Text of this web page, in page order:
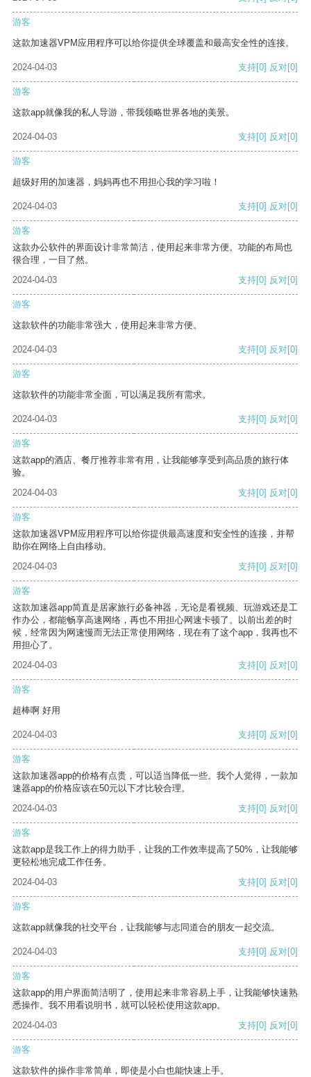
游客
这款加速器VPM应用程序可以给你提供全球覆盖和最高安全性的连接。
2024-04-03 支持[0] 反对[0]
游客
这款app就像我的私人导游，带我领略世界各地的美景。
2024-04-03 支持[0] 反对[0]
游客
超级好用的加速器，妈妈再也不用担心我的学习啦！
2024-04-03 支持[0] 反对[0]
游客
这款办公软件的界面设计非常简洁，使用起来非常方便。功能的布局也
很合理，一目了然。
2024-04-03
支持[0] 反对[0]
游客
这款软件的功能非常强大，使用起来非常方便。
2024-04-03 支持[0] 反对[0]
游客
这款软件的功能非常全面，可以满足我所有需求。
2024-04-03 支持[0] 反对[0]
游客
这款app的酒店、餐厅推荐非常有用，让我能够享受到高品质的旅行体
验。
2024-04-03
支持[0] 反对[0]
游客
这款加速器VPM应用程序可以给你提供最高速度和安全性的连接，并帮
助你在网络上自由移动。
2024-04-03
支持[0] 反对[0]
游客
这款加速器app简直是居家旅行必备神器，无论是看视频、玩游戏还是工
作办公，都能畅享高速网络，再也不用担心网速卡顿了。以前出差的时
候，经常因为网速慢而无法正常使用网络，现在有了这个app，我再也不
用担心了。
2024-04-03
支持[0] 反对[0]
游客
超棒啊 好用
2024-04-03 支持[0] 反对[0]
游客
这款加速器app的价格有点贵，可以适当降低一些。我个人觉得，一款加
速器app的价格应该在50元以下才比较合理。
2024-04-03
支持[0] 反对[0]
游客
这款app是我工作上的得力助手，让我的工作效率提高了50%，让我能够
更轻松地完成工作任务。
2024-04-03
支持[0] 反对[0]
游客
这款app就像我的社交平台，让我能够与志同道合的朋友一起交流。
2024-04-03 支持[0] 反对[0]
游客
这款app的用户界面简洁明了，使用起来非常容易上手，让我能够快速熟
悉操作。我不用看说明书，就可以轻松使用这款app。
2024-04-03
支持[0] 反对[0]
游客
这款软件的操作非常简单，即使是小白也能快速上手。